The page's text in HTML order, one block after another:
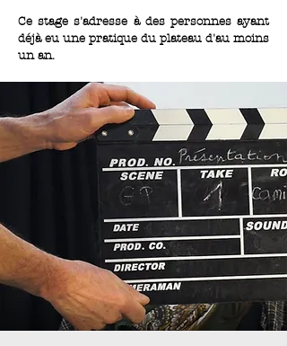
Ce stage s'adresse à des personnes ayant
déjà eu une pratique du plateau d'au moins
un an.